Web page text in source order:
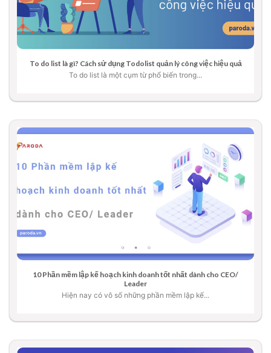
To do list là gì? Cách sử dụng Todolist quản lý công việc hiệu quả
To do list là một cụm từ phổ biến trong...
10 Phần mềm lập kế hoạch kinh doanh tốt nhất dành cho CEO/
Leader
Hiện nay có vô số những phần mềm lập kế...